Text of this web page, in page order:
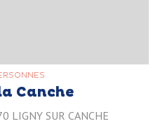
Canche
LIGNY SUR CANCHE